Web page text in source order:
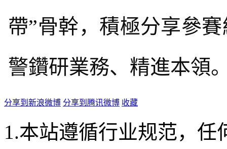
帶”骨幹，積極分享參
警鑽研業務、精進本領
分享到新浪微博 分享到腾讯微博 收藏
1.本站遵循行业规范，